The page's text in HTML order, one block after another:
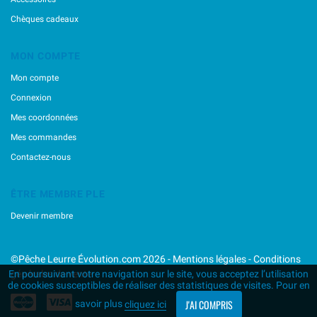
Marukyu
Mega Strike
Minnows,inc
Nikko
Nories
Ocean's Legacy
Ragot
Rapala
Reins
Rubber Jig
Rozemeijer
Sakura
Savage Gear
Chèques cadeaux
MON COMPTE
Mon compte
Connexion
Mes coordonnées
Mes commandes
Contactez-nous
ÊTRE MEMBRE PLE
Devenir membre
©Pêche Leurre Évolution.com 2026 - Mentions légales-Conditions
générales de vente
En poursuivant votre navigation sur le site, vous acceptez l’utilisation
de cookies susceptibles de réaliser des statistiques de visites. Pour en
savoir pluscliquez ici J'AI COMPRIS